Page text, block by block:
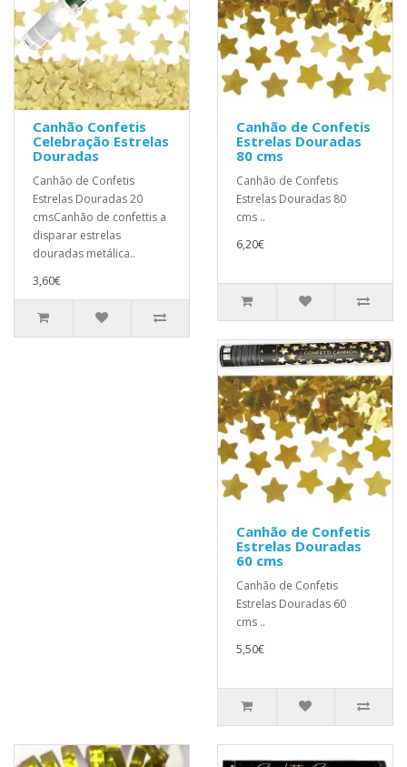
Canhão Confetis
Celebração Estrelas
Douradas
Canhão de Confetis
Estrelas Douradas 20
cmsCanhão de confettis a
disparar estrelas
douradas metálica..
3,60€
Canhão de Confetis
Estrelas Douradas
80 cms
Canhão de Confetis
Estrelas Douradas 80
cms ..
6,20€
Canhão de Confetis
Estrelas Douradas
60 cms
Canhão de Confetis
Estrelas Douradas 60
cms ..
5,50€